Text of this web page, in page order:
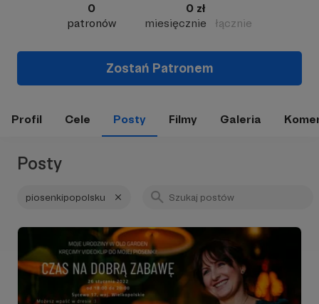
0
patronów
0 zł
miesięcznie
łącznie
Zostań Patronem
Profil Cele Posty Filmy Galeria
Posty
piosenkipopolsku